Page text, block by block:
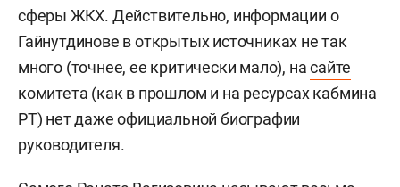
сферы ЖКХ. Действительно, информации о
Гайнутдинове в открытых источниках не так
много (точнее, ее критически мало), насайте
комитета (как в прошлом и на ресурсах кабмина
РТ) нет даже официальной биографии
руководителя.